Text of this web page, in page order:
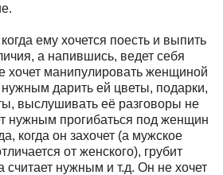
ему хочется поесть и выпить
а напившись, ведет себя
хочет манипулировать женщиной
нужным дарить ей цветы, подарки,
выслушивать её разговоры не
нужным прогибаться под женщин
когда он захочет (а мужское
от женского), грубит
считает нужным и т.д. Он не хочет